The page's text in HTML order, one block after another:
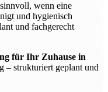
wenn eine
und hygienisch
und fachgerecht
für Ihr Zuhause in
– strukturiert geplant und